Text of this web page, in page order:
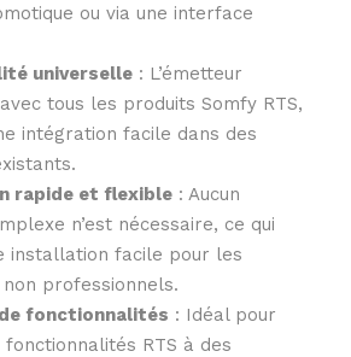
ou via une interface
universelle : L’émetteur
tous les produits Somfy RTS,
intégration facile dans des
rapide et flexible : Aucun
n’est nécessaire, ce qui
installation facile pour les
professionnels.
fonctionnalités : Idéal pour
RTS à des